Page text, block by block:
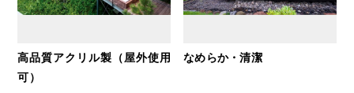
高品質アクリル製（屋外使用
可）
なめらか・清潔